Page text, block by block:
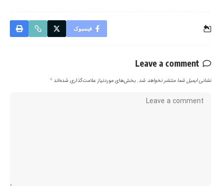
فیسبوک
Leave a comment
نشانی ایمیل شما منتشر نخواهد شد. بخش‌های موردنیاز علامت‌گذاری شده‌اند*